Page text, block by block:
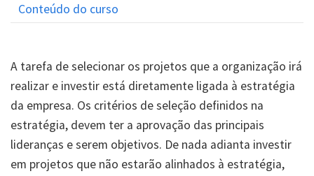
Conteúdo do curso
A tarefa de selecionar os projetos que a organização irá
realizar e investir está diretamente ligada à estratégia
da empresa. Os critérios de seleção definidos na
estratégia, devem ter a aprovação das principais
lideranças e serem objetivos. De nada adianta investir
em projetos que não estarão alinhados à estratégia,